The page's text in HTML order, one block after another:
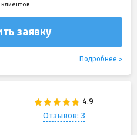
заявку
Подробнее
Отзывов: 3